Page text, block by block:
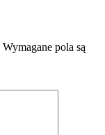
Wymagane pola są